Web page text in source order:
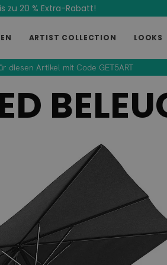
zu 20 % Extra-Rabatt!
ARTIST COLLECTION LOOKS
diesen Artikel mit Code GET5ART